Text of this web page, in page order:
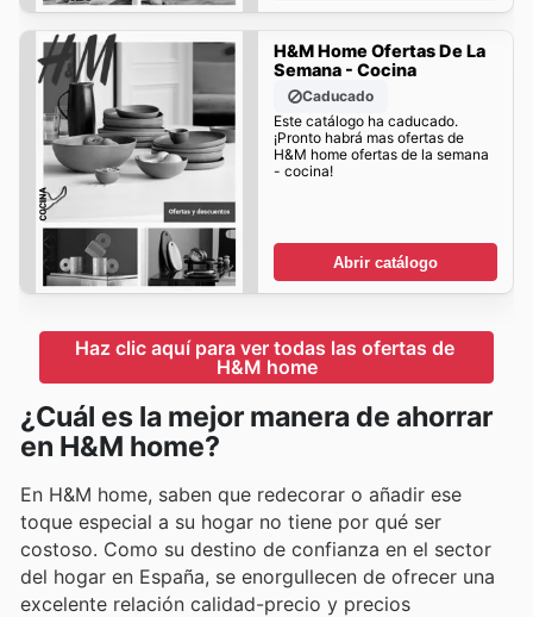
H&M Home Ofertas De La
Semana - Cocina
Caducado
Este catálogo ha caducado.
¡Pronto habrá mas ofertas de
H&M home ofertas de la semana
- cocina!
Abrir catálogo
Haz clic aquí para ver todas las ofertas de
H&M home
¿Cuál es la mejor manera de ahorrar
en H&M home?
En H&M home, saben que redecorar o añadir ese
toque especial a su hogar no tiene por qué ser
costoso. Como su destino de confianza en el sector
del hogar en España, se enorgullecen de ofrecer una
excelente relación calidad-precio y precios